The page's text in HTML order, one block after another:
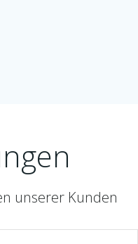
unserer Kunden